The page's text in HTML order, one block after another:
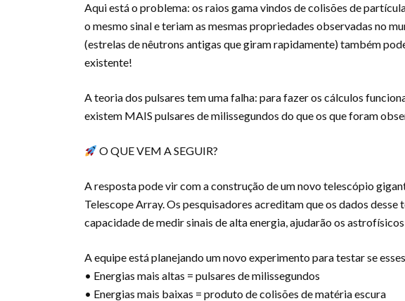
Aqui está o problema: os raios gama vindos de colisões de
o mesmo sinal e teriam as mesmas propriedades observadas no
(estrelas de nêutrons antigas que giram rapidamente) também
existente!
A teoria dos pulsares tem uma falha: para fazer os cálculos
existem MAIS pulsares de milissegundos do que os que foram
O QUE VEM A SEGUIR?
A resposta pode vir com a construção de um novo telescópio
Telescope Array. Os pesquisadores acreditam que os dados
capacidade de medir sinais de alta energia, ajudarão os
A equipe está planejando um novo experimento para testar se
• Energias mais altas = pulsares de milissegundos
• Energias mais baixas = produto de colisões de matéria escura